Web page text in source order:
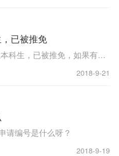
已被推免
江南大学2015级汉语言专业本科生，已被推免，如果有想了解什么情况的同学可以联系我，，因为我也有些事情想要问一下想保研来江大汉语的宝宝，，纠结
2018-9-21
请编号是什么呀？
2018-9-19